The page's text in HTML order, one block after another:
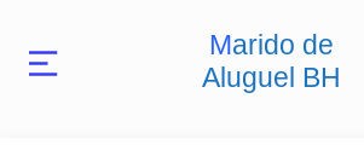
Marido de
Aluguel BH